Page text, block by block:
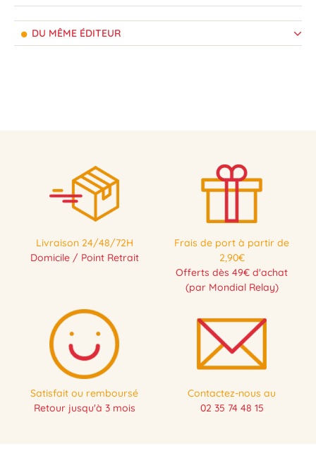
DU MÊME ÉDITEUR
Livraison 24/48/72H
Domicile / Point Retrait
Frais de port à partir de
2,90€
Offerts dès 49€ d'achat
(par Mondial Relay)
Satisfait ou remboursé
Retour jusqu'à 3 mois
Contactez-nous au
02 35 74 48 15